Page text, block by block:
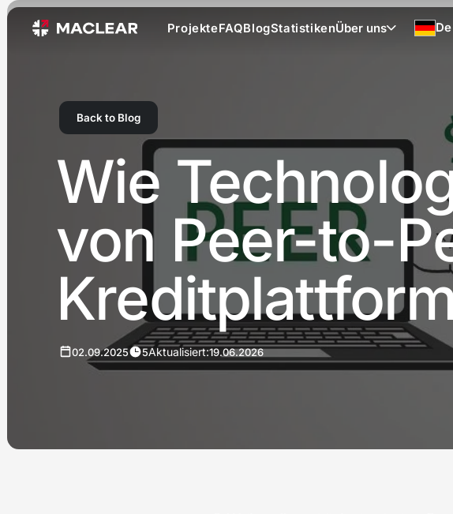
ProjekteFAQBlogStatistikenÜber uns De
Back to Blog
Wie
von Peer-to-
02.09.2025 5Aktualisiert:19.06.2026